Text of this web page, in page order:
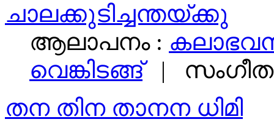
ചാലക്കുടിച്ചന്തയ്ക്കു
ആലാപനം :
വെങ്കിടങ്ങ്‌|
തന തിന താനന ധിമി